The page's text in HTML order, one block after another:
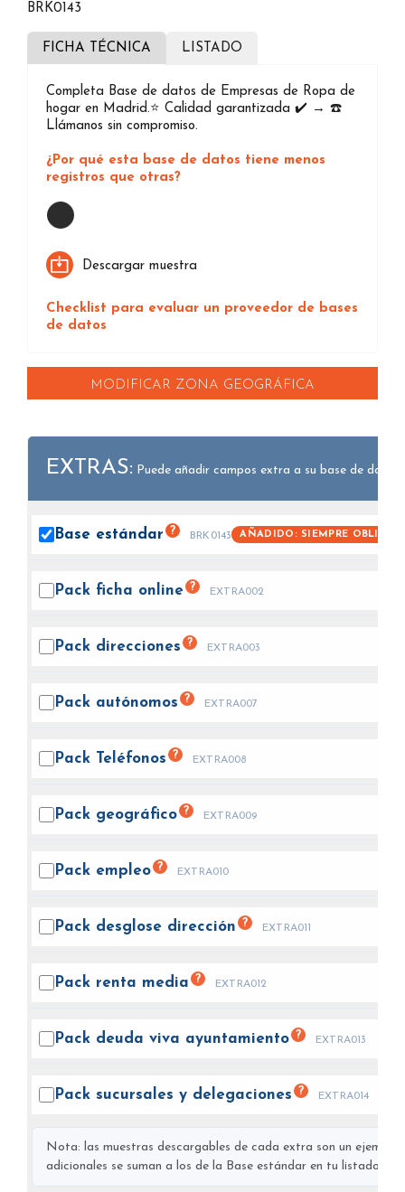
BRK0143
FICHA TÉCNICA LISTADO
Completa Base de datos de Empresas de Ropa de
hogar en Madrid.⭐️ Calidad garantizada ✔️ → ☎️
Llámanos sin compromiso.
¿Por qué esta base de datos tiene menos
registros que otras?
Descargar muestra
Checklist para evaluar un proveedor de bases
de datos
MODIFICAR ZONA GEOGRÁFICA
EXTRAS: Puede añadir campos extra a su base de datos.
Base estándar ? BRK0143 AÑADIDO: SIEMPRE
Pack ficha online ? EXTRA002
Pack direcciones ? EXTRA003
Pack autónomos ? EXTRA007
Pack Teléfonos ? EXTRA008
Pack geográfico ? EXTRA009
Pack empleo ? EXTRA010
Pack desglose dirección ? EXTRA011
Pack renta media ? EXTRA012
Pack deuda viva ayuntamiento ? EXTRA013
Pack sucursales y delegaciones ? EXTRA014
Nota: las muestras descargables de cada extra son un
adicionales se suman a los de la Base estándar en tu listado